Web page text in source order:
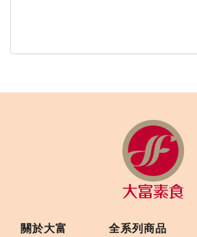
關於大富
全系列商品